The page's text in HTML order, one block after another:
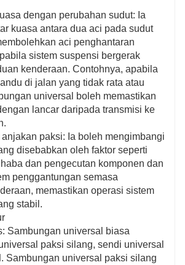
dengan perubahan sudut: Ia
kuasa antara dua aci pada sudut
aci penghantaran
sistem suspensi bergerak
kenderaan. Contohnya, apabila
di jalan yang tidak rata atau
universal boleh memastikan
lancar daripada transmisi ke
paksi: Ia boleh mengimbangi
disebabkan oleh faktor seperti
dan pengecutan komponen dan
penggantungan semasa
memastikan operasi sistem
stabil.
Sambungan universal biasa
paksi silang, sendi universal
Sambungan universal paksi silang